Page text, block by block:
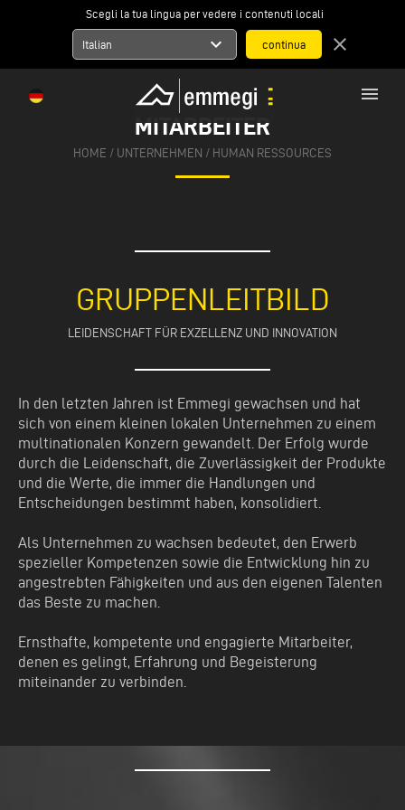
Scegli la tua lingua per vedere i contenuti locali
Italian expand_more close
menu
MITARBEITER
HOME / UNTERNEHMEN / HUMAN RESSOURCES
GRUPPENLEITBILD
LEIDENSCHAFT FÜR EXZELLENZ UND INNOVATION
In den letzten Jahren ist Emmegi gewachsen und hat
sich von einem kleinen lokalen Unternehmen zu einem
multinationalen Konzern gewandelt. Der Erfolg wurde
durch die Leidenschaft, die Zuverlässigkeit der Produkte
und die Werte, die immer die Handlungen und
Entscheidungen bestimmt haben, konsolidiert.
Als Unternehmen zu wachsen bedeutet, den Erwerb
spezieller Kompetenzen sowie die Entwicklung hin zu
angestrebten Fähigkeiten und aus den eigenen Talenten
das Beste zu machen.
Ernsthafte, kompetente und engagierte Mitarbeiter,
denen es gelingt, Erfahrung und Begeisterung
miteinander zu verbinden.